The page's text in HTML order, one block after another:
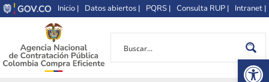
Inicio | Datos abiertos | PQRS | Consulta RUP | Intranet |